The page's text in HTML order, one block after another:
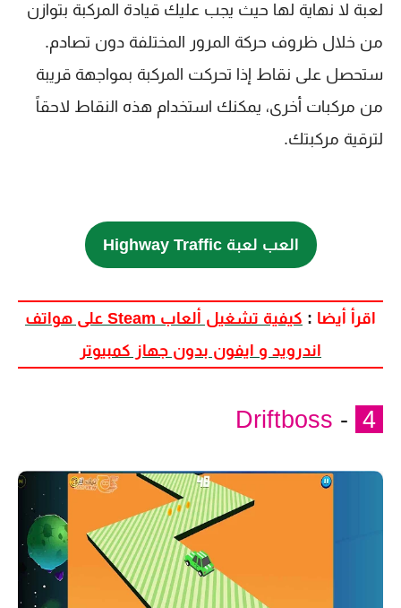
لعبة لا نهاية لها حيث يجب عليك قيادة المركبة بتوازن
من خلال ظروف حركة المرور المختلفة دون تصادم.
ستحصل على نقاط إذا تحركت المركبة بمواجهة قريبة
من مركبات أخرى، يمكنك استخدام هذه النقاط لاحقاً
لترقية مركبتك.
العب لعبة Highway Traffic
اقرأ أيضا :
كيفية تشغيل ألعاب Steam على هواتف
اندرويد و ايفون بدون جهاز كمبيوتر
-
Driftboss